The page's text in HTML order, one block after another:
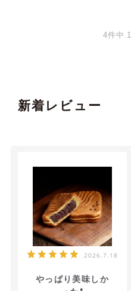
4件中 1
新着レビュー
2026.7.18
やっぱり美味しか